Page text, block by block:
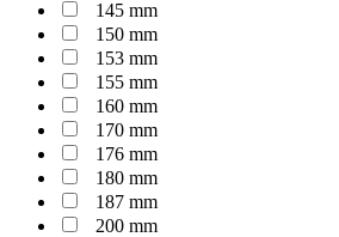
145 mm
150 mm
153 mm
155 mm
160 mm
170 mm
176 mm
180 mm
187 mm
200 mm